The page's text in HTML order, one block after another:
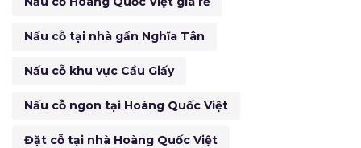
Nấu cỗ tại nhà gần Nghĩa Tân
Nấu cỗ khu vực Cầu Giấy
Nấu cỗ ngon tại Hoàng Quốc Việt
Đặt cỗ tại nhà Hoàng Quốc Việt